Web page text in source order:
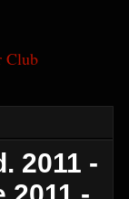
Club
2011 -